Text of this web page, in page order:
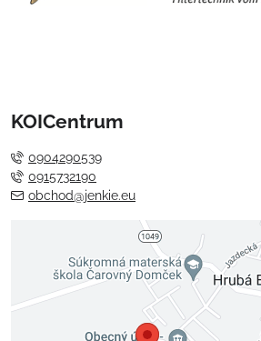
KOICentrum
0904290539
0915732190
obchod@jenkie.eu
Externý obsah je blokovaný
Voľbami súkromia
Prajete si načítať externý obsah?